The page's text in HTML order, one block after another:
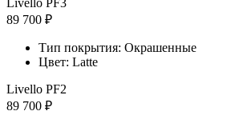
89 700 ₽
Тип покрытия: Окрашенные
Цвет: Latte
Livello PF2
89 700 ₽